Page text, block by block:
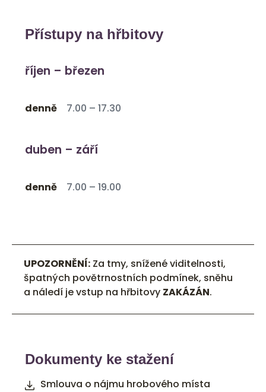
Přístupy na hřbitovy
říjen – březen
denně 7.00 – 17.30
duben – září
denně 7.00 – 19.00
UPOZORNĚNÍ: Za tmy, snížené viditelnosti,
špatných povětrnostních podmínek, sněhu
a náledí je vstup na hřbitovy ZAKÁZÁN.
Dokumenty ke stažení
Smlouva o nájmu hrobového místa